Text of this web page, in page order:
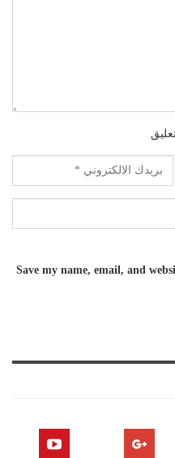
Save my name, email, and